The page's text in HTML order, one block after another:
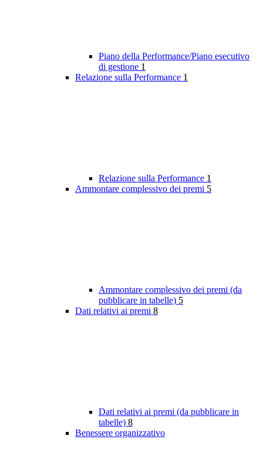
Piano della Performance/Piano esecutivo
di gestione 1
Relazione sulla Performance 1
Relazione sulla Performance 1
Ammontare complessivo dei premi 5
Ammontare complessivo dei premi (da
pubblicare in tabelle) 5
Dati relativi ai premi 8
Dati relativi ai premi (da pubblicare in
tabelle) 8
Benessere organizzativo